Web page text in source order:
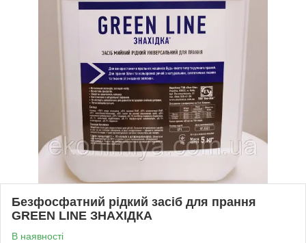
Безфосфатний рідкий засіб для прання
GREEN LINE ЗНАХІДКА
В наявності